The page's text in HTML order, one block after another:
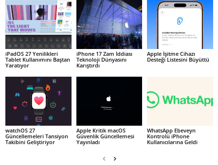
iPadOS 27 Yenilikleri
Tablet Kullanımını Baştan
Yaratıyor
iPhone 17 Zam İddiası
Teknoloji Dünyasını
Karıştırdı
Apple İşitme Cihazı
Desteği Listesini Büyüttü
watchOS 27
Güncellemeleri Tansiyon
Takibini Geliştiriyor
Apple Kritik macOS
Güvenlik Güncellemesi
Yayınladı
WhatsApp Ebeveyn
Kontrolü iPhone
Kullanıcılarına Geldi